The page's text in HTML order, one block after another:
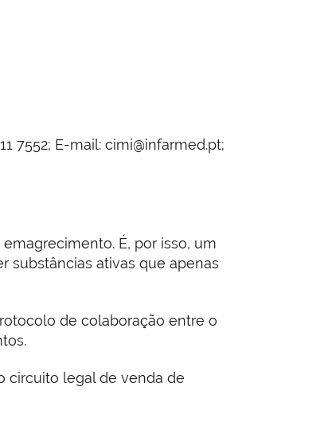
7552; E-mail: cimi@infarmed.pt;
É, por isso, um
substâncias ativas que apenas
de colaboração entre o
circuito legal de venda de